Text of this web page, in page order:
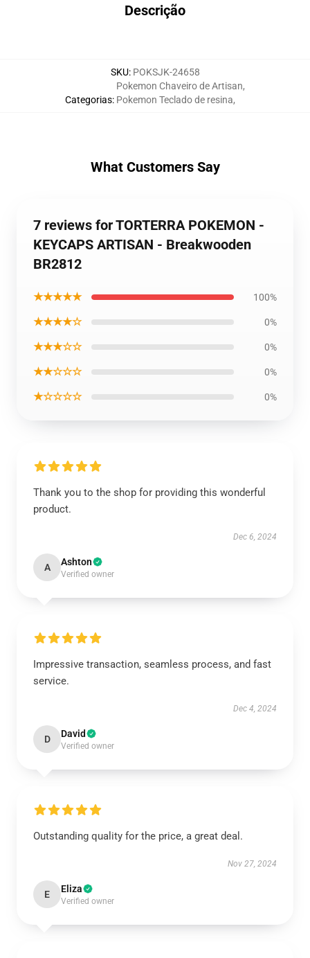
Descrição
SKU: POKSJK-24658
Categorias:
Pokemon Chaveiro de Artisan,
Pokemon Teclado de resina,
What Customers Say
7 reviews for TORTERRA POKEMON -
KEYCAPS ARTISAN - Breakwooden
BR2812
★★★★★ 100%
★★★★☆ 0%
★★★☆☆ 0%
★★☆☆☆ 0%
★☆☆☆☆ 0%
Thank you to the shop for providing this wonderful
product.
Dec 6, 2024
A Ashton
Verified owner
Impressive transaction, seamless process, and fast
service.
Dec 4, 2024
D David
Verified owner
Outstanding quality for the price, a great deal.
Nov 27, 2024
E Eliza
Verified owner